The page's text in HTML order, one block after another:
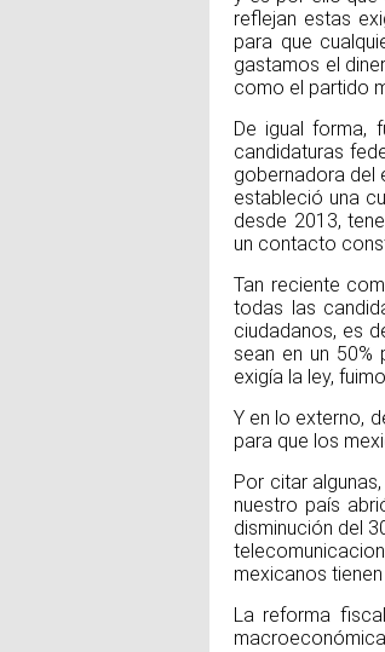
reflejan estas
para que
gastamos el
como el partido
De igual forma,
candidaturas
gobernadora del
estableció una
desde 2013,
un contacto
Tan reciente
todas las
ciudadanos, es
sean en un
exigía la ley,
Y en lo externo,
para que los
Por citar
nuestro país
disminución del
mexicanos
La reforma